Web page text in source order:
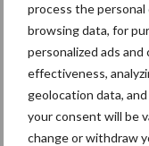
process the personal
browsing data, for
personalized ads
effectiveness,
geolocation data,
your consent will be
change or withdraw